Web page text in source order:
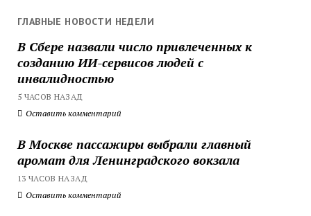
ГЛАВНЫЕ НОВОСТИ НЕДЕЛИ
В Сбере назвали число привлеченных к
созданию ИИ-сервисов людей с
инвалидностью
5 ЧАСОВ НАЗАД
Оставить комментарий
В Москве пассажиры выбрали главный
аромат для Ленинградского вокзала
13 ЧАСОВ НАЗАД
Оставить комментарий